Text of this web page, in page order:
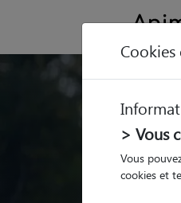
Parmi
> Vous
Vous
cookies et